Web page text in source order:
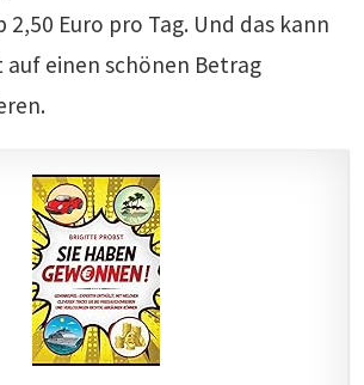
Euro pro Tag. Und das kann
einen schönen Betrag